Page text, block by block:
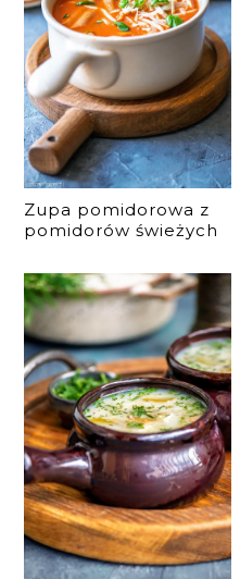
Zupa pomidorowa z
pomidorów świeżych